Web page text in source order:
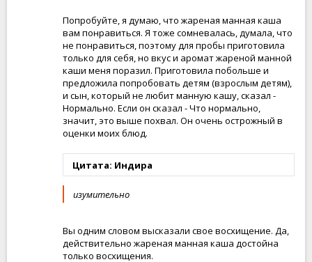
Попробуйте, я думаю, что жареная манная каша
вам понравиться. Я тоже сомневалась, думала, что
не понравиться, поэтому для пробы приготовила
только для себя, но вкус и аромат жареной манной
каши меня поразил. Приготовила побольше и
предложила попробовать детям (взрослым детям),
и сын, который не любит манную кашу, сказал -
Нормально. Если он сказал - Что нормально,
значит, это выше похвал. Он очень острожный в
оценки моих блюд.
Цитата: Индира
изумительно
Вы одним словом высказали свое восхищение. Да,
действительно жареная манная каша достойна
только восхищения.